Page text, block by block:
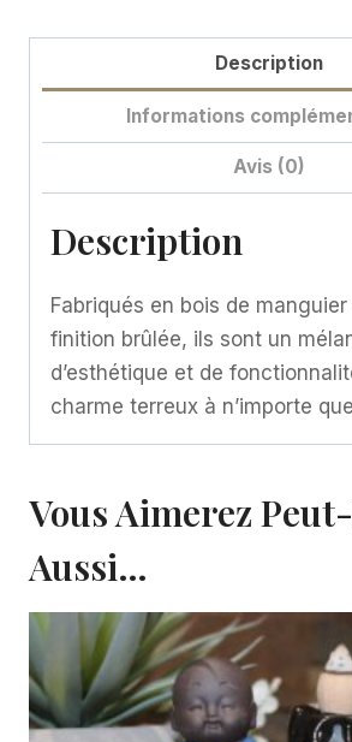
Description
Informations
Avis (0)
Description
Fabriqués en bois de
finition brûlée, ils sont un
d’esthétique et de
charme terreux à n’importe
Vous Aimerez
Aussi…